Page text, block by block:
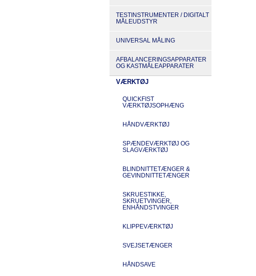
TESTINSTRUMENTER / DIGITALT
MÅLEUDSTYR
UNIVERSAL MÅLING
AFBALANCERINGSAPPARATER
OG KASTMÅLEAPPARATER
VÆRKTØJ
QUICKFIST
VÆRKTØJSOPHÆNG
HÅNDVÆRKTØJ
SPÆNDEVÆRKTØJ OG
SLAGVÆRKTØJ
BLINDNITTETÆNGER &
GEVINDNITTETÆNGER
SKRUESTIKKE,
SKRUETVINGER,
ENHÅNDSTVINGER
KLIPPEVÆRKTØJ
SVEJSETÆNGER
HÅNDSAVE